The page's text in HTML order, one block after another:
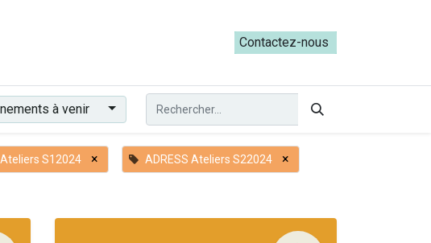
Les ateliers du Parcours ADRESS [mai-juin 2026]
Contactez-nous​​
à venir
S12024 × ADRESS Ateliers S22024 ×